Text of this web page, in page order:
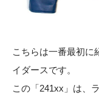
こちらは一番最初に
イダースです。
この「241xx」は、